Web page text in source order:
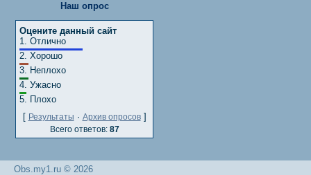
Наш опрос
Оцените данный сайт
1. Отлично
2. Хорошо
3. Неплохо
4. Ужасно
5. Плохо
[ Результаты · Архив опросов]
Всего ответов: 87
Obs.my1.ru © 2026